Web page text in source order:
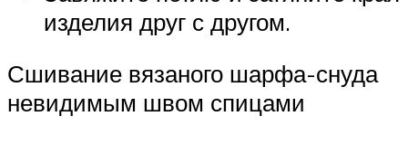
изделия друг с другом.
Сшивание вязаного шарфа-снуда
невидимым швом спицами